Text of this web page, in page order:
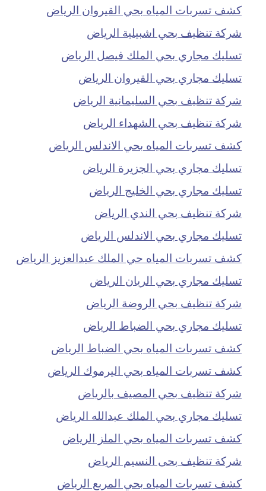
كشف تسربات المياه بحي القيروان الرياض
شركة تنظيف بحي اشبيلية الرياض
تسليك مجاري بحي الملك فيصل الرياض
تسليك مجاري بحي القيروان الرياض
شركة تنظيف بحي السليمانية الرياض
شركة تنظيف بحي الشهداء الرياض
كشف تسربات المياه بحي الاندلس الرياض
تسليك مجاري بحي الجزيرة الرياض
تسليك مجاري بحي الخليج الرياض
شركة تنظيف بحي الندي الرياض
تسليك مجاري بحي الاندلس الرياض
كشف تسربات المياه حي الملك عبدالعزيز الرياض
تسليك مجاري بحي الريان الرياض
شركة تنظيف بحي الروضة الرياض
تسليك مجاري بحي الضباط الرياض
كشف تسربات المياه بحي الضباط الرياض
كشف تسربات المياه بحي اليرموك الرياض
شركة تنظيف بحي المصيف بالرياض
تسليك مجاري بحي الملك عبدالله الرياض
كشف تسربات المياه بحي الملز الرياض
شركة تنظيف بحى النسيم الرياض
كشف تسربات المياه بحي المربع الرياض